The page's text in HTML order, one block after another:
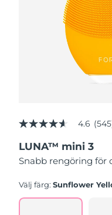
4.6
of
5
stars,
rating
Read
4.6
LUNA™ mini 3
Snabb rengöring för
Välj färg:Sunflower